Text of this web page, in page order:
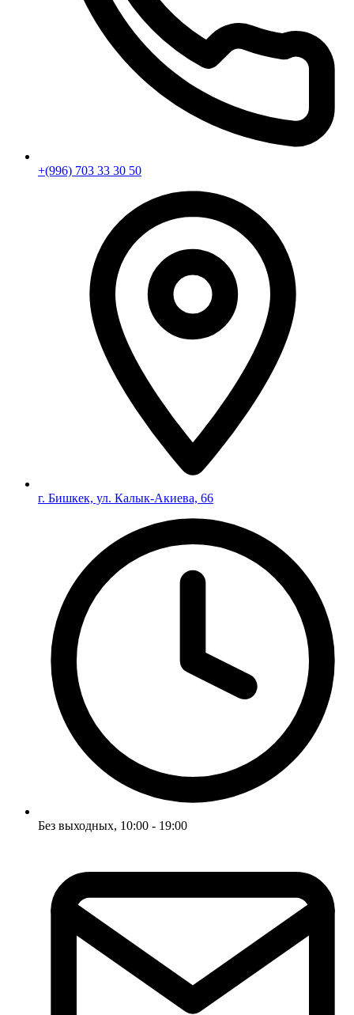
+(996) 703 33 30 50
г. Бишкек, ул. Калык-Акиева, 66
Без выходных, 10:00 - 19:00